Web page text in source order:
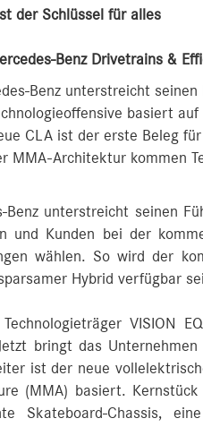
der Schlüssel für alles
Benz Drivetrains &
Benz unterstreicht
basiert
CLA ist der erste Beleg
MMA-Architektur kommen
Benz unterstreicht seinen
und Kunden bei der
wählen. So wird der
Hybrid verfügbar
VISION
bringt das
ist der neue
(MMA) basiert.
Skateboard-Chassis,